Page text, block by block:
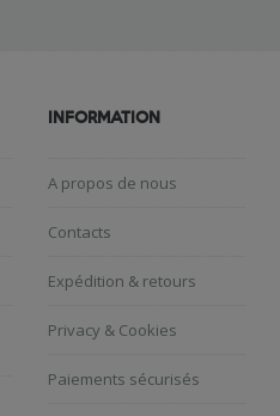
INFORMATION
A propos de nous
Contacts
Expédition & retours
Privacy & Cookies
Paiements sécurisés